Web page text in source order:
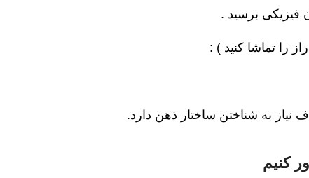
فیزیکی برسید .
را تماشا کنید ) :
نیاز به شناختن ساختار ذهن دارد.
کنیم